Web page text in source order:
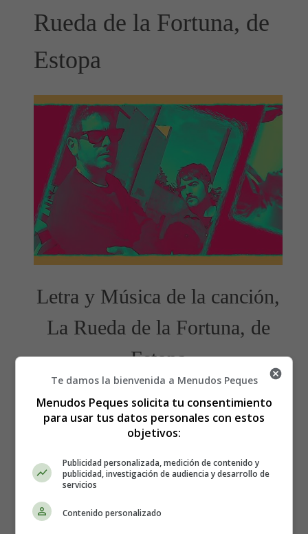
Rueda de la Fortuna, de
Estopa
Letra y Música de la canción,
La Rueda de la Fortuna, de
Estopa
Te damos la bienvenida a Menudos Peques
Menudos Peques solicita tu consentimiento
para usar tus datos personales con estos
objetivos:
Publicidad personalizada, medición de contenido y
publicidad, investigación de audiencia y desarrollo de
servicios
Contenido personalizado